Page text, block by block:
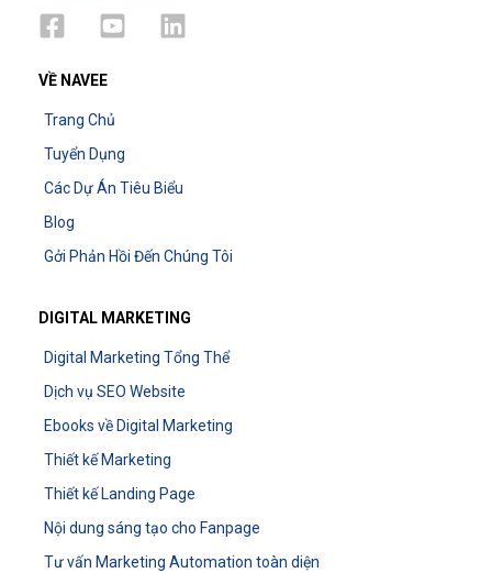
VỀ NAVEE
Trang Chủ
Tuyển Dụng
Các Dự Án Tiêu Biểu
Blog
Gởi Phản Hồi Đến Chúng Tôi
DIGITAL MARKETING
Digital Marketing Tổng Thể
Dịch vụ SEO Website
Ebooks về Digital Marketing
Thiết kế Marketing
Thiết kế Landing Page
Nội dung sáng tạo cho Fanpage
Tư vấn Marketing Automation toàn diện